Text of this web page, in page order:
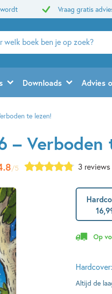
Vraag gratis
Downloads Advies
te lezen!
– Verboden
/5 3 reviews
16,
Op
Hardcover:
Altijd de